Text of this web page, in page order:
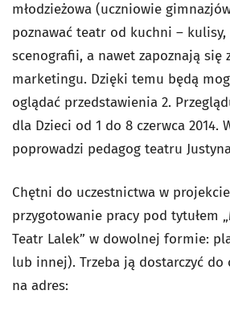
młodzieżowa (uczniowie
poznawać teatr od kuchni –
scenografii, a nawet zapoznają się
marketingu. Dzięki temu będą
oglądać przedstawienia 2.
dla Dzieci od 1 do 8 czerwca 2014.
poprowadzi pedagog teatru
Chętni do uczestnictwa w
przygotowanie pracy pod tytułem
Teatr Lalek” w dowolnej formie:
lub innej). Trzeba ją dostarczyć do
na adres: